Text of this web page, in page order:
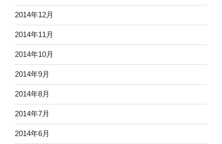
2014年12月
2014年11月
2014年10月
2014年9月
2014年8月
2014年7月
2014年6月